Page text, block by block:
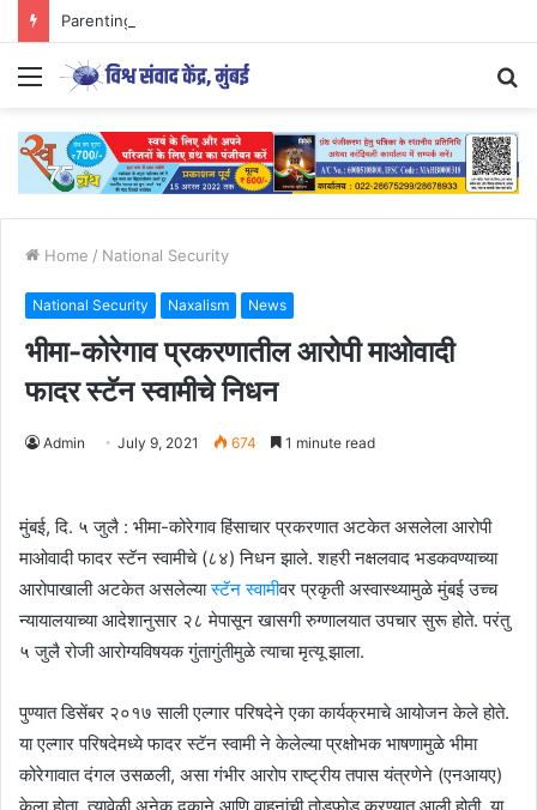
Parenting Has Its Limits….
Menu
Home / National Security
National Security Naxalism News
भीमा-कोरेगाव प्रकरणातील आरोपी माओवादी
फादर स्टॅन स्वामीचे निधन
Admin July 9, 2021 674 1 minute read
मुंबई, दि. ५ जुलै : भीमा-कोरेगाव हिंसाचार प्रकरणात अटकेत असलेला आरोपी
माओवादी फादर स्टॅन स्वामीचे (८४) निधन झाले. शहरी नक्षलवाद भडकवण्याच्या
आरोपाखाली अटकेत असलेल्यास्टॅन स्वामीवर प्रकृती अस्वास्थ्यामुळे मुंबई उच्च
न्यायालयाच्या आदेशानुसार २८ मेपासून खासगी रुग्णालयात उपचार सुरू होते. परंतु
५ जुलै रोजी आरोग्यविषयक गुंतागुंतीमुळे त्याचा मृत्यू झाला.
पुण्यात डिसेंबर २०१७ साली एल्गार परिषदेने एका कार्यक्रमाचे आयोजन केले होते.
या एल्गार परिषदेमध्ये फादर स्टॅन स्वामी ने केलेल्या प्रक्षोभक भाषणामुळे भीमा
कोरेगावात दंगल उसळली, असा गंभीर आरोप राष्ट्रीय तपास यंत्रणेने (एनआयए)